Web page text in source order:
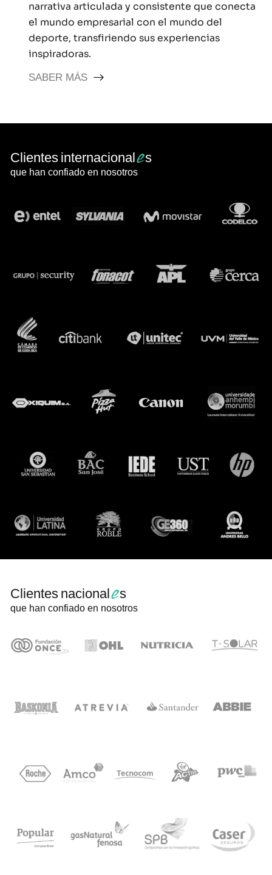
narrativa articulada y consistente que conecta
el mundo empresarial con el mundo del
deporte, transfiriendo sus experiencias
inspiradoras.
SABER MÁS
Clientes internacionales
que han confiado en nosotros
Clientes nacional es
que han confiado en nosotros